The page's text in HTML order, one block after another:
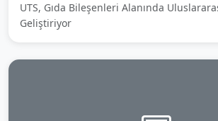
UTS, Gıda Bileşenleri Alanında
Geliştiriyor